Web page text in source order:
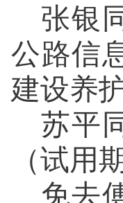
张银
公路信
建设养
苏平
（试用
免去